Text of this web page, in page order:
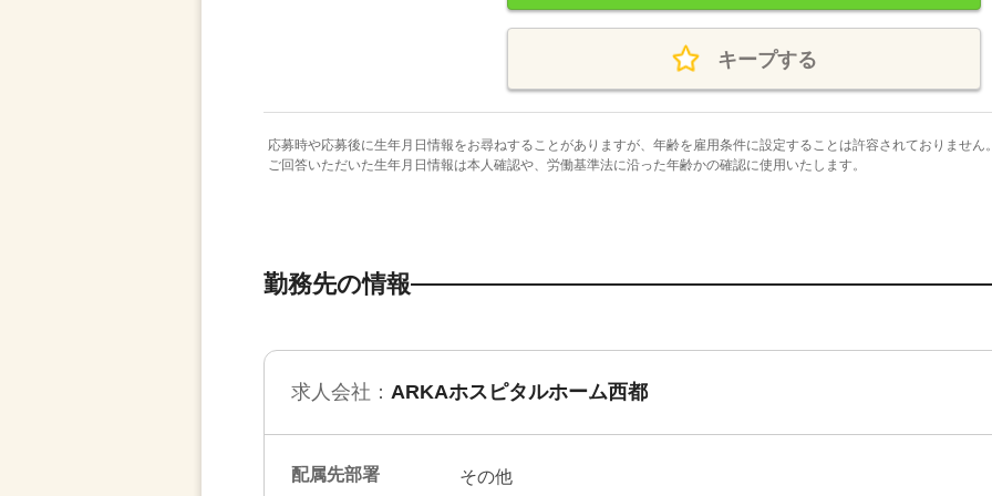
キープする
応募時や応募後に生年月日情報をお尋ねすることがありますが、年齢を雇用条件に設定することは許容されておりません
ご回答いただいた生年月日情報は本人確認や、労働基準法に沿った年齢かの確認に使用いたします。
勤務先の情報
求人会社： ARKAホスピタルホーム西都
配属先部署 その他